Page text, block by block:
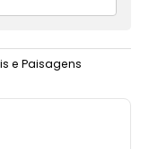
e Paisagens